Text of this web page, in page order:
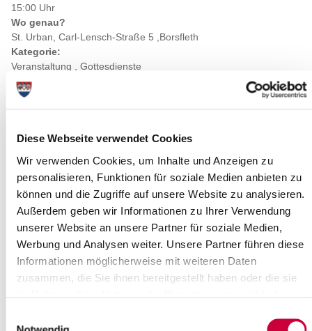
Diese Webseite verwendet Cookies
Wir verwenden Cookies, um Inhalte und Anzeigen zu
personalisieren, Funktionen für soziale Medien anbieten zu
können und die Zugriffe auf unsere Website zu analysieren.
Außerdem geben wir Informationen zu Ihrer Verwendung
unserer Website an unsere Partner für soziale Medien,
Werbung und Analysen weiter. Unsere Partner führen diese
Informationen möglicherweise mit weiteren Daten
zusammen, die Sie ihnen bereitgestellt haben oder die sie
15:00 Uhr
Wo genau?
St. Urban, Carl-Lensch-Straße 5 ,Borsfleth
Kategorie:
Veranstaltung , Gottesdienste